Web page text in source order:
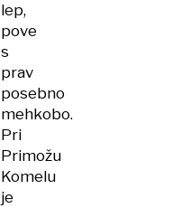
lep,
pove
s
prav
posebno
mehkobo.
Pri
Primožu
Komelu
je